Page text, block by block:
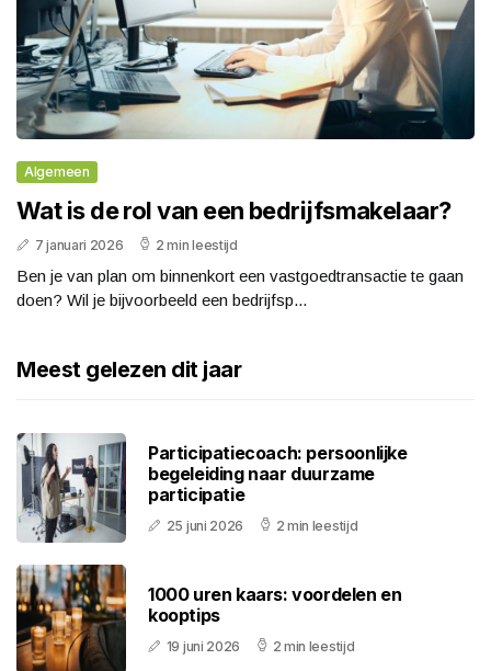
Algemeen
Wat is de rol van een bedrijfsmakelaar?
7 januari 2026 2 min leestijd
Ben je van plan om binnenkort een vastgoedtransactie te gaan
doen? Wil je bijvoorbeeld een bedrijfsp...
Meest gelezen dit jaar
Participatiecoach: persoonlijke
begeleiding naar duurzame
participatie
25 juni 2026 2 min leestijd
1000 uren kaars: voordelen en
kooptips
19 juni 2026 2 min leestijd